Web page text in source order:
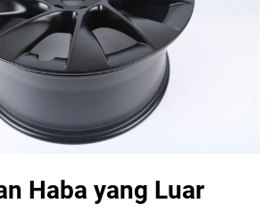
Haba yang Luar